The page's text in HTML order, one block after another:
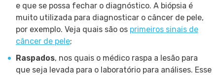
e que se possa fechar o diagnóstico. A biópsia é
muito utilizada para diagnosticar o câncer de pele,
por exemplo. Veja quais são os primeiros sinais de
câncer de pele;
Raspados, nos quais o médico raspa a lesão para
que seja levada para o laboratório para análises. Esse